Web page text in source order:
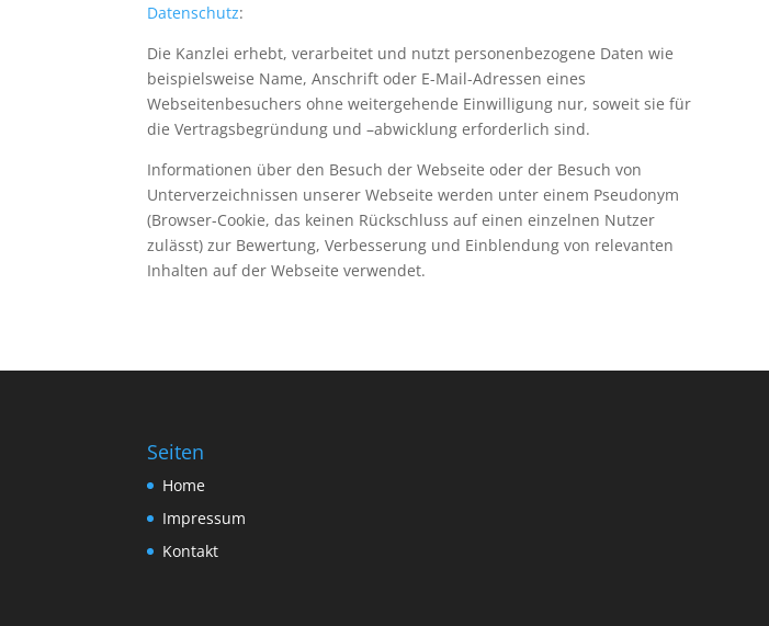
Datenschutz:
Die Kanzlei erhebt, verarbeitet und nutzt personenbezogene Daten wie
beispielsweise Name, Anschrift oder E-Mail-Adressen eines
Webseitenbesuchers ohne weitergehende Einwilligung nur, soweit sie für
die Vertragsbegründung und –abwicklung erforderlich sind.
Informationen über den Besuch der Webseite oder der Besuch von
Unterverzeichnissen unserer Webseite werden unter einem Pseudonym
(Browser-Cookie, das keinen Rückschluss auf einen einzelnen Nutzer
zulässt) zur Bewertung, Verbesserung und Einblendung von relevanten
Inhalten auf der Webseite verwendet.
Seiten
Home
Impressum
Kontakt